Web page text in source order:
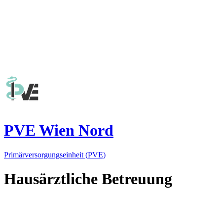
PVE Wien Nord
Primärversorgungseinheit (PVE)
Hausärztliche Betreuung